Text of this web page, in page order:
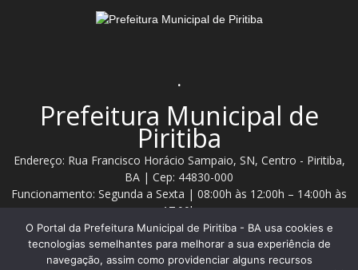
.
Prefeitura Municipal de
Piritiba
Endereço: Rua Francisco Horácio Sampaio, SN, Centro - Piritiba,
BA | Cep: 44830-000
Funcionamento: Segunda a Sexta | 08:00h às 12:00h – 14:00h às
17:00h
Telefone: (74) 3628 - 2111 / 3628 - 2153
O Portal da Prefeitura Municipal de Piritiba - BA usa cookies e
tecnologias semelhantes para melhorar a sua experiência de
navegação, assim como providenciar alguns recursos